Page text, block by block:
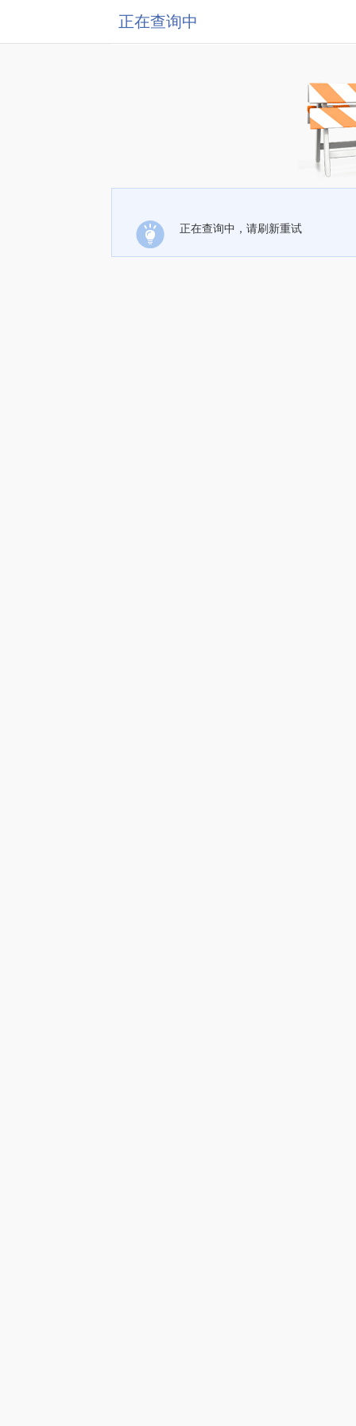
正在查询中
正在查询中，请刷新重试